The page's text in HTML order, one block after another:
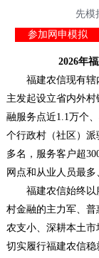
先模
参加网申模拟
2026年福
福建农信现有辖内
主发起设立省内外
融服务点近1.1万个
个行政村（社区）派
多名，服务客户超
网点和从业人员最多
福建农信始终以服
村金融的主力军、
农支小、深耕本土
切实履行福建农信